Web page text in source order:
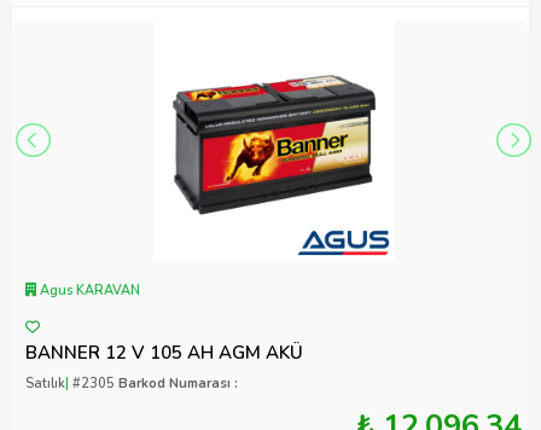
Agus KARAVAN
BANNER 12 V 105 AH AGM AKÜ
Satılık| #2305 Barkod Numarası :